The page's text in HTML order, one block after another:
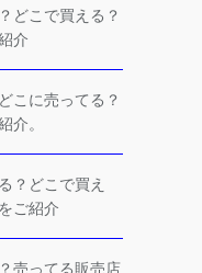
どこで買える？
介
こに売ってる？
介。
？どこで買え
ご紹介
売ってる販売店